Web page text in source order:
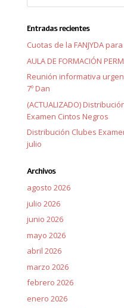
Entradas recientes
Cuotas de la FANJYDA
AULA DE FORMACIÓN
Reunión informativa
7º Dan
(ACTUALIZADO)
Examen Cintos Negros
Distribución Clubes
julio
Archivos
agosto 2026
julio 2026
junio 2026
mayo 2026
abril 2026
marzo 2026
febrero 2026
enero 2026